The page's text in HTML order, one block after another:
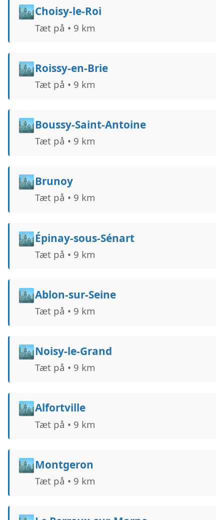
🏙️Choisy-le-Roi
Tæt på • 9 km
🏙️Roissy-en-Brie
Tæt på • 9 km
🏙️Boussy-Saint-Antoine
Tæt på • 9 km
🏙️Brunoy
Tæt på • 9 km
🏙️Épinay-sous-Sénart
Tæt på • 9 km
🏙️Ablon-sur-Seine
Tæt på • 9 km
🏙️Noisy-le-Grand
Tæt på • 9 km
🏙️Alfortville
Tæt på • 9 km
🏙️Montgeron
Tæt på • 9 km